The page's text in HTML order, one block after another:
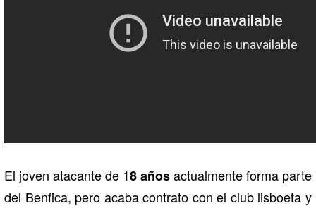
El joven atacante de 18 añosactualmente forma parte
del Benfica, pero acaba contrato con el club lisboeta y